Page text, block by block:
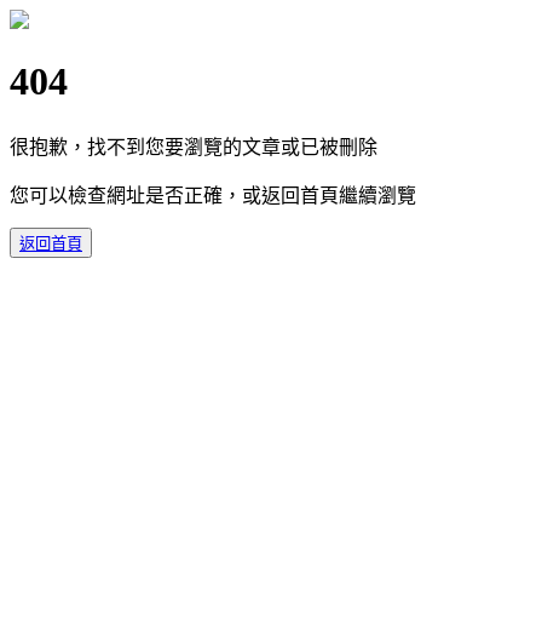
404
很抱歉，找不到您要瀏覽的文章或已被刪除
您可以檢查網址是否正確，或返回首頁繼續瀏覽
返回首頁